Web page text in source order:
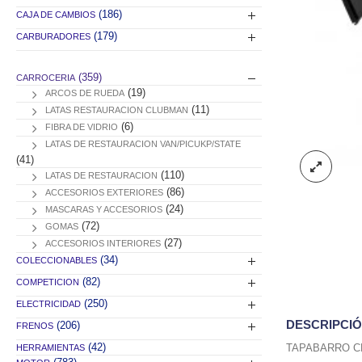
TAPABARRO
CAJA DE CAMBIOS (186)
CARBURADORES (179)
CARROCERIA (359)
ARCOS DE RUEDA (19)
LATAS RESTAURACION CLUBMAN (11)
FIBRA DE VIDRIO (6)
LATAS DE RESTAURACION VAN/PICUKP/STATE
(41)
LATAS DE RESTAURACION (110)
ACCESORIOS EXTERIORES (86)
MASCARAS Y ACCESORIOS (24)
GOMAS (72)
ACCESORIOS INTERIORES (27)
COLECCIONABLES (34)
COMPETICION (82)
ELECTRICIDAD (250)
FRENOS (206)
HERRAMIENTAS (42)